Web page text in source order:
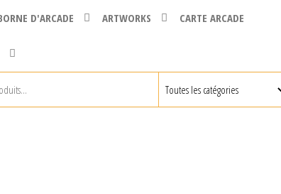
D'ARCADE ARTWORKS CARTE ARCADE